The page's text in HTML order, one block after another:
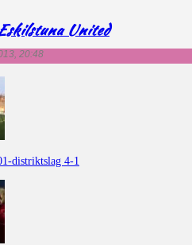
United
20:48
distriktslag 4-1